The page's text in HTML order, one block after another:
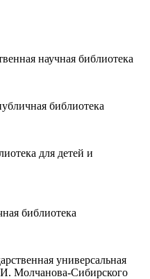
научная библиотека
библиотека
для детей и
библиотека
универсальная
Молчанова-Сибирского